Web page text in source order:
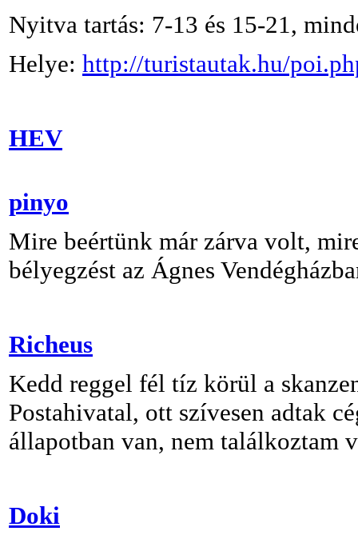
Nyitva tartás: 7-13 és 15-21,
Helye: http://turistautak.hu/
HEV
pinyo
Mire beértünk már zárva volt,
bélyegzést az Ágnes
Richeus
Kedd reggel fél tíz körül a
Postahivatal, ott szívesen adtak
állapotban van, nem találkoztam
Doki